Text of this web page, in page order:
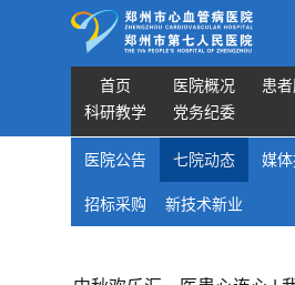
首页 医院概况 患
科研教学
党务纪委
医院公告 七院动态 媒
招标采购 新技术新业